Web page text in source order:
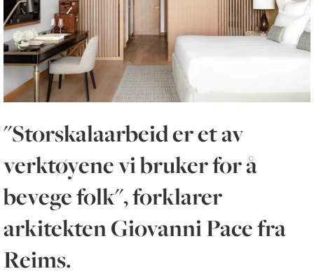
"Storskalaarbeid er et av
verktøyene vi bruker for å
bevege folk", forklarer
arkitekten Giovanni Pace fra
Reims.